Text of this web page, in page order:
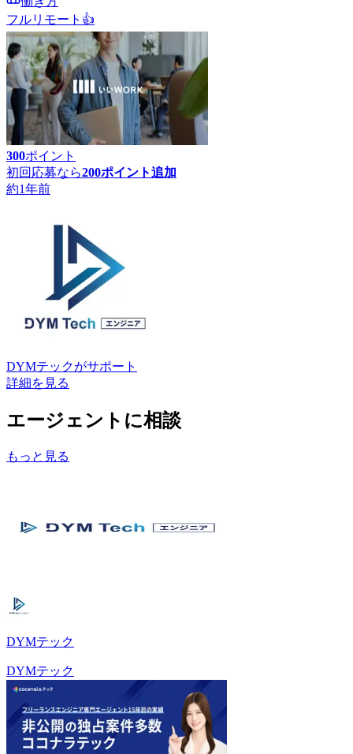
フルリモート 👍
300ポイント
初回応募なら200ポイント追加
約1年前
DYMテックがサポート
詳細を見る
エージェントに相談
もっと見る
DYMテック
DYMテック